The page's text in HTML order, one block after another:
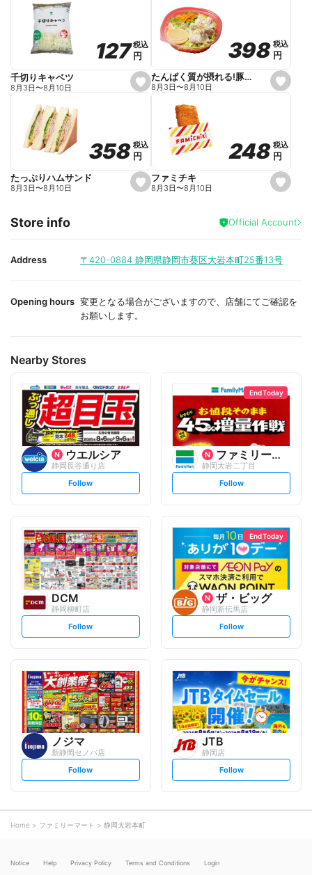
o
r
i
e
o
r
i
e
s
e
o
r
i
e
127
127税込
税込
円
円
千切りキャベツ
8月3日〜8月10日
s
e
o
r
i
e
398
398 税込
税込
円
円
たんぱく質が摂れる!豚しゃぶのパスタサラダ
8月3日〜8月10日
s
e
i
t
358
358税込
税込
円
円
たっぷりハムサンド
8月3日〜8月10日
s
e
a
i
t
248
248 税込
税込
円
円
ファミチキ
8月3日〜8月10日
Store info Official Account
Address 〒420-0884 静岡県静岡市葵区大岩本町25番13号
Opening hours 変更となる場合がございますので、店舗にてご確認を
お願いします。
Nearby Stores
ウエルシア
静岡長谷通り店
s
l
o
w
Follow
End Today
ファミリーマート
静岡大岩二丁目
s
l
o
w
Follow
DCM
静岡柳町店
s
l
o
w
Follow
End Today
ザ・ビッグ
静岡新伝馬店
s
l
w
Follow
ノジマ
新静岡セノバ店
s
l
o
Follow
JTB
静岡店
s
l
Follow
Home ファミリーマート 静岡大岩本町
Notice Help Privacy Policy Terms and Conditions Login